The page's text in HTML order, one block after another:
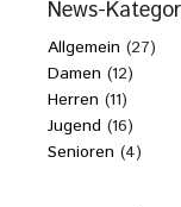
News-
Allgemein (27)
Damen (12)
Herren (11)
Jugend (16)
Senioren (4)